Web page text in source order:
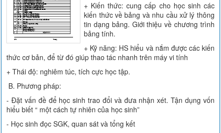
+ Kiến thức: cung cấp cho học sinh các
kiến thức về bảng và nhu cầu xử lý thông
tin dạng bảng. Giới thiệu về chương trình
bảng tính.
+ Kỹ năng: HS hiểu và nắm được các kiến
thức cơ bản, để từ đó giúp thao tác nhanh trên máy vi tính
+ Thái độ: nghiêm túc, tích cực học tập.
B. Phương pháp:
- Đặt vấn đề để học sinh trao đổi và đưa nhận xét. Tận dụng vốn
hiểu biết “ một cách tự nhiên của học sinh”
- Học sinh đọc SGK, quan sát và tổng kết